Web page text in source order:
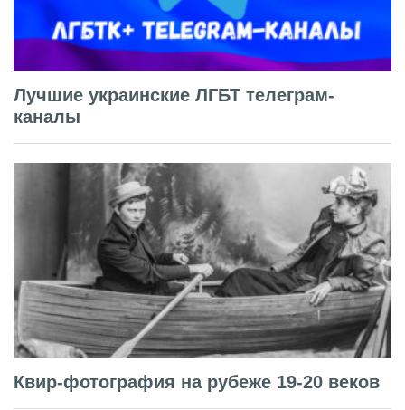
Лучшие украинские ЛГБТ телеграм-
каналы
Квир-фотография на рубеже 19-20 веков